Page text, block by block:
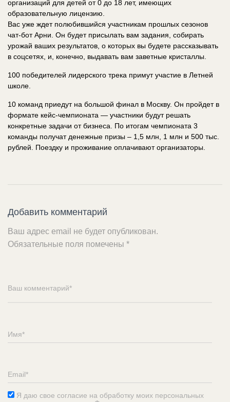
организаций для детей от 0 до 18 лет, имеющих
образовательную лицензию.
Вас уже ждет полюбившийся участникам прошлых сезонов
чат-бот Арни. Он будет присылать вам задания, собирать
урожай ваших результатов, о которых вы будете рассказывать
в соцсетях, и, конечно, выдавать вам заветные кристаллы.
100 победителей лидерского трека примут участие в Летней
школе.
10 команд приедут на большой финал в Москву. Он пройдет в
формате кейс-чемпионата — участники будут решать
конкретные задачи от бизнеса. По итогам чемпионата 3
команды получат денежные призы – 1,5 млн, 1 млн и 500 тыс.
рублей. Поездку и проживание оплачивают организаторы.
Добавить комментарий
Ваш адрес email не будет опубликован.
Обязательные поля помечены *
Я даю свое согласие на обработку моих персональных